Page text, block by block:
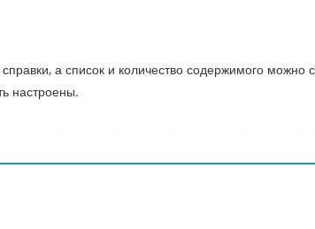
а список и количество содержимого можно
настроены.